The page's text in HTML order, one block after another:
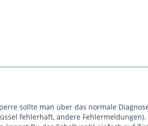
sollte man über das normale
fehlerhaft, andere